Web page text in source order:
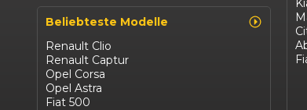
Beliebteste Modelle
Renault Clio
Renault Captur
Opel Corsa
Opel Astra
Fiat 500